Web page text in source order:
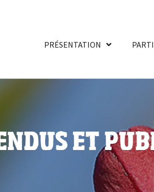
PRÉSENTATION
ET